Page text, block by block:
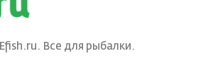
Все для рыбалки.